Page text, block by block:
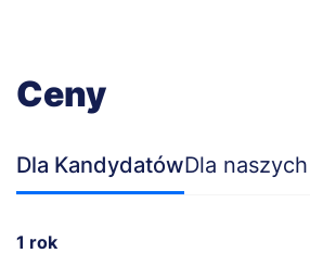
Ceny
Dla KandydatówDla
1 rok